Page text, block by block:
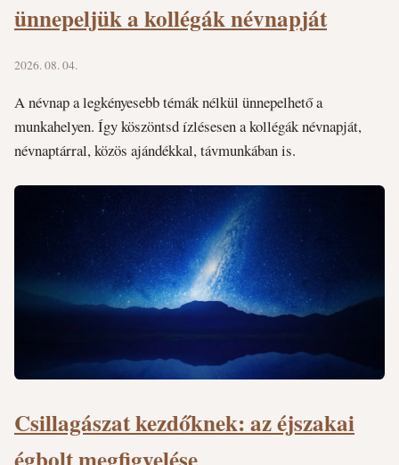
ünnepeljük a kollégák névnapját
2026. 08. 04.
A névnap a legkényesebb témák nélkül ünnepelhető a
munkahelyen. Így köszöntsd ízlésesen a kollégák névnapját,
névnaptárral, közös ajándékkal, távmunkában is.
Csillagászat kezdőknek: az éjszakai